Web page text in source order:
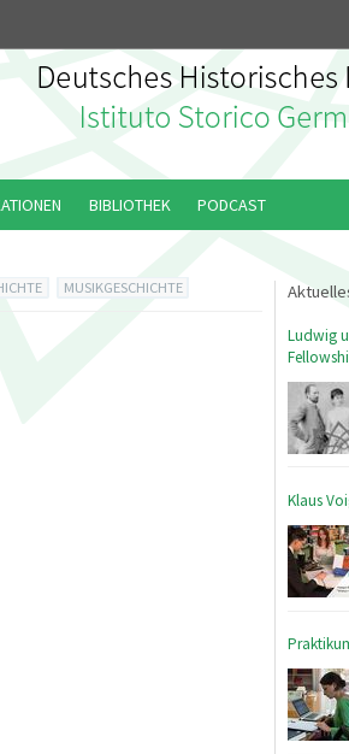
Ludwig
Klaus
MUSIKGESCHICHTE
BIBLIOTHEK PODCAST